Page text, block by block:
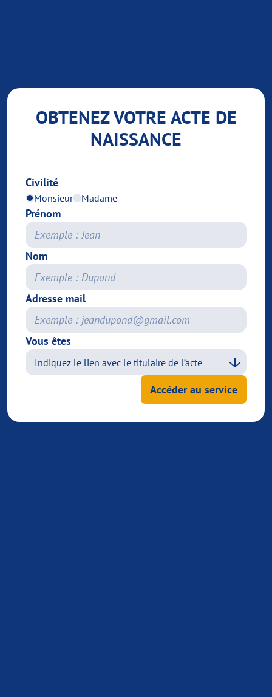
OBTENEZ VOTRE ACTE DE
NAISSANCE
Civilité
Monsieur Madame
Prénom
Nom
Adresse mail
Vous êtes
Accéder au service